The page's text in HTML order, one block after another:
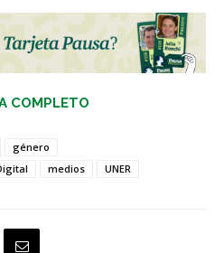
COMPLETO
género
medios UNER